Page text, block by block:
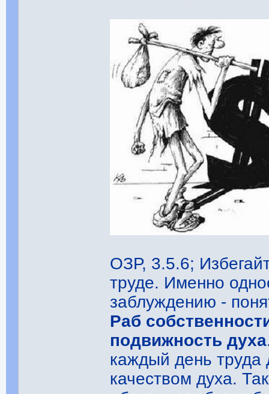
ОЗР, 3.5.6;
труде. Именно
заблуждению -
Раб
подвижность духа
каждый день
качеством духа.